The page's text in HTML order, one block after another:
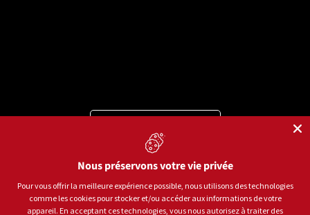
Moyens de paiement acceptés
Langue
© 2026Sports aux Puces Rive-Sud.Tous droits réservés.
Nous préservons votre vie privée
Pour vous offrir la meilleure expérience possible, nous utilisons des technologies
comme les cookies pour stocker et/ou accéder aux informations de votre
appareil. En acceptant ces technologies, vous nous autorisez à traiter des